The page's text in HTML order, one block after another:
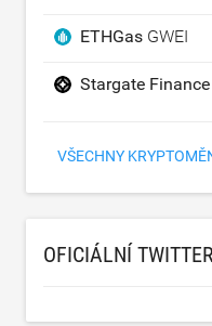
ETHGas GWEI
Stargate Finance
VŠECHNY
OFICIÁLNÍ